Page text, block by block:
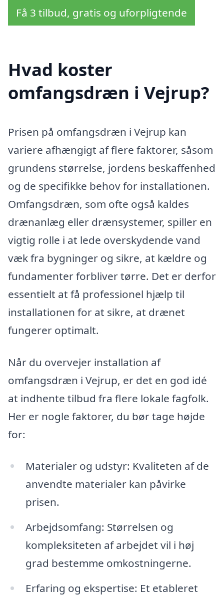
Få 3 tilbud, gratis og uforpligtende
Hvad koster
omfangsdræn i Vejrup?
Prisen på omfangsdræn i Vejrup kan
variere afhængigt af flere faktorer, såsom
grundens størrelse, jordens beskaffenhed
og de specifikke behov for installationen.
Omfangsdræn, som ofte også kaldes
drænanlæg eller drænsystemer, spiller en
vigtig rolle i at lede overskydende vand
væk fra bygninger og sikre, at kældre og
fundamenter forbliver tørre. Det er derfor
essentielt at få professionel hjælp til
installationen for at sikre, at drænet
fungerer optimalt.
Når du overvejer installation af
omfangsdræn i Vejrup, er det en god idé
at indhente tilbud fra flere lokale fagfolk.
Her er nogle faktorer, du bør tage højde
for:
Materialer og udstyr: Kvaliteten af de
anvendte materialer kan påvirke
prisen.
Arbejdsomfang: Størrelsen og
kompleksiteten af arbejdet vil i høj
grad bestemme omkostningerne.
Erfaring og ekspertise: Et etableret